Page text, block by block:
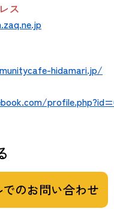
ス
hidamari.jp/
でのお問い合わせ